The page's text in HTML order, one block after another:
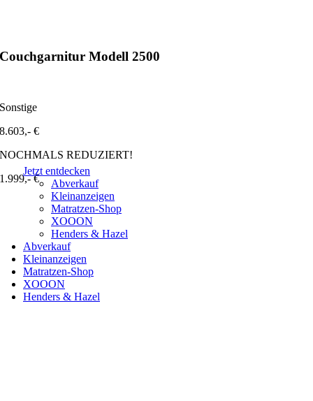
Jetzt entdecken
Abverkauf
Kleinanzeigen
Matratzen-Shop
XOOON
Henders & Hazel
Abverkauf
Kleinanzeigen
Matratzen-Shop
XOOON
Henders & Hazel
Couchgarnitur Modell 2500
Sonstige
8.603
NOCHMALS REDUZIERT!
1.999